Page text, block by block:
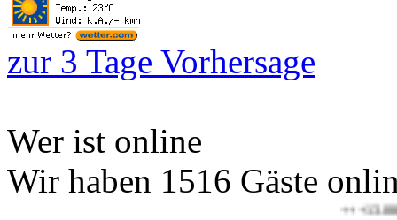
zur 3 Tage Vorhersage
Wer ist online
Wir haben 1516 Gäste
+++13.08.2026-